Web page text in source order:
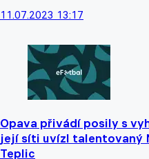
11.07.2023 13:17
Opava přivádí posily s
její síti uvízl talentovaný
Teplic